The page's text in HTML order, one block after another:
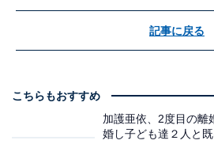
記事に戻る
こちらもおすすめ
加護亜依、2度目の離
婚し子ども達２人と